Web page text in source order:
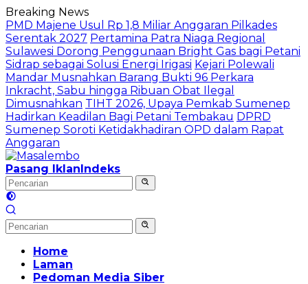
Langsung
ke
konten
Breaking News
PMD Majene Usul Rp 1,8 Miliar Anggaran Pilkades
Serentak 2027 Pertamina Patra Niaga Regional
Sulawesi Dorong Penggunaan Bright Gas bagi Petani
Sidrap sebagai Solusi Energi Irigasi Kejari Polewali
Mandar Musnahkan Barang Bukti 96 Perkara
Inkracht, Sabu hingga Ribuan Obat Ilegal
Dimusnahkan TIHT 2026, Upaya Pemkab Sumenep
Hadirkan Keadilan Bagi Petani Tembakau DPRD
Sumenep Soroti Ketidakhadiran OPD dalam Rapat
Anggaran
Pasang IklanIndeks
Home
Laman
Pedoman Media Siber